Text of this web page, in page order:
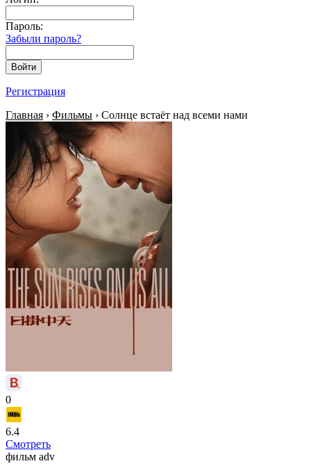
Пароль:
Забыли пароль?
Войти
Регистрация
Главная › Фильмы › Солнце встаёт над всеми нами
0
6.4
Смотреть
фильм adv